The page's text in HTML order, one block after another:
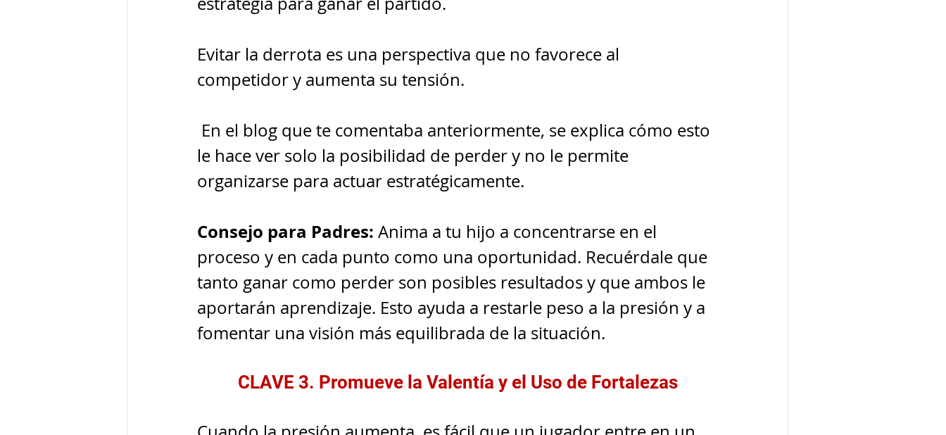
Evitar la derrota es una perspectiva que no favorece al
competidor y aumenta su tensión.
En el blog que te comentaba anteriormente, se explica cómo esto
le hace ver solo la posibilidad de perder y no le permite
organizarse para actuar estratégicamente.
Consejo para Padres: Anima a tu hijo a concentrarse en el
proceso y en cada punto como una oportunidad. Recuérdale que
tanto ganar como perder son posibles resultados y que ambos le
aportarán aprendizaje. Esto ayuda a restarle peso a la presión y a
fomentar una visión más equilibrada de la situación.
CLAVE 3. Promueve la Valentía y el Uso de Fortalezas